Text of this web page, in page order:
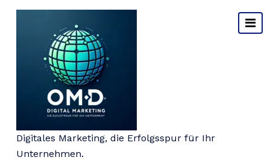
Digitales Marketing, die Erfolgsspur für Ihr
Unternehmen.
Schlagwort-Archiv: